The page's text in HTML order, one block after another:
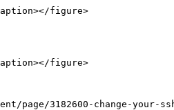
page/3182600-change-your-